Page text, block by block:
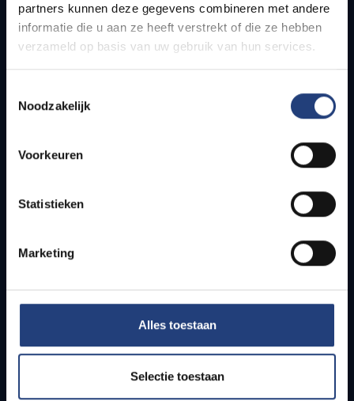
partners kunnen deze gegevens combineren met andere
informatie die u aan ze heeft verstrekt of die ze hebben
verzameld op basis van uw gebruik van hun services.
Noodzakelijk
Voorkeuren
Statistieken
Marketing
Alles toestaan
Selectie toestaan
Info for
Staff
Teachers and secondary schools
Security campus in Jette
Emergency number campus in Jette